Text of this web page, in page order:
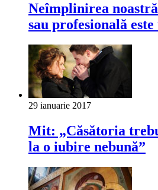
Neîmplinirea
sau profesională
29 ianuarie 2017
Mit: „Căsătoria
la o iubire nebună”